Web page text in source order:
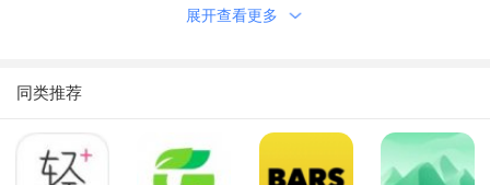
【收藏历史可同步】常用目的地自动同步，免输入一键出
发；
展开查看更多
同类推荐